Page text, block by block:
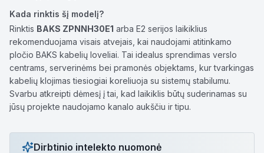
Kada rinktis šį modelį?
Rinktis BAKS ZPNNH30E1 arba E2 serijos laikiklius
rekomenduojama visais atvejais, kai naudojami atitinkamo
pločio BAKS kabelių loveliai. Tai idealus sprendimas verslo
centrams, serverinėms bei pramonės objektams, kur tvarkingas
kabelių klojimas tiesiogiai koreliuoja su sistemų stabilumu.
Svarbu atkreipti dėmesį į tai, kad laikiklis būtų suderinamas su
jūsų projekte naudojamo kanalo aukščiu ir tipu.
Dirbtinio intelekto nuomonė